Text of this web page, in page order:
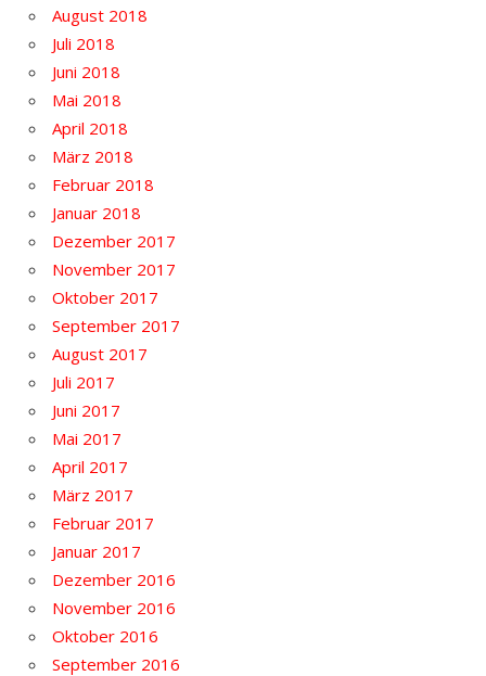
August 2018
Juli 2018
Juni 2018
Mai 2018
April 2018
März 2018
Februar 2018
Januar 2018
Dezember 2017
November 2017
Oktober 2017
September 2017
August 2017
Juli 2017
Juni 2017
Mai 2017
April 2017
März 2017
Februar 2017
Januar 2017
Dezember 2016
November 2016
Oktober 2016
September 2016